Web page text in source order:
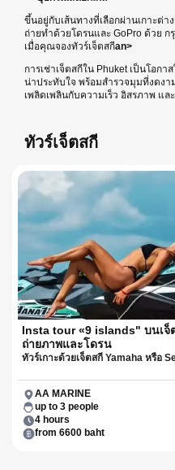
ขึ้นอยู่กับเส้นทางที่เลือกผ่านเกาะต่า
ถ่ายทำด้วยโดรนและ GoPro ด้วย
เมื่อคุณจองทัวร์เจ็ตสกีan>
การเช่าเจ็ตสกีใน Phuket เป็นโอกา
น่าประทับใจ พร้อมสำรวจมุมที่งดงา
เพลิดเพลินกับความเร็ว อิสรภาพ แล
ทัวร์เจ็ตสกี
Insta tour «9 islands" บนเจ็
ถ่ายภาพและโดรน
ทัวร์เกาะด้วยเจ็ตสกี Yamaha หรือ
AA MARINE
up to 3 people
4 hours
from 6600 baht